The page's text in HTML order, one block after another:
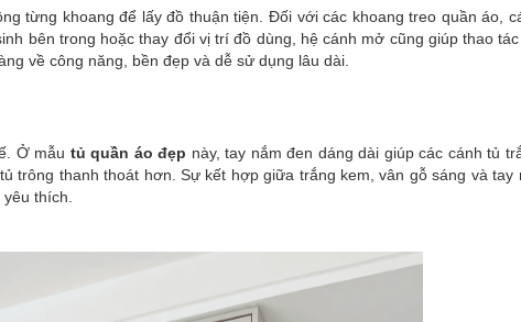
từng khoang để lấy đồ thuận tiện. Đối với các khoang treo quần áo,
bên trong hoặc thay đổi vị trí đồ dùng, hệ cánh mở cũng giúp thao
về công năng, bền đẹp và dễ sử dụng lâu dài.
Ở mẫu tủ quần áo đẹp này, tay nắm đen dáng dài giúp các cánh tủ
trông thanh thoát hơn. Sự kết hợp giữa trắng kem, vân gỗ sáng và tay
thích.